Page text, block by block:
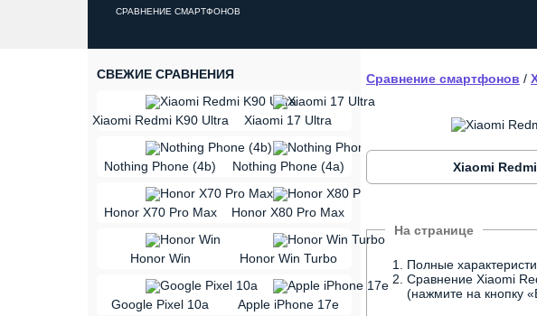
СРАВНЕНИЕ СМАРТФОНОВ
СВЕЖИЕ СРАВНЕНИЯ
Xiaomi Redmi K90 Ultra
vs
Xiaomi 17 Ultra
Nothing Phone (4b)
vs
Nothing Phone (4a)
Honor X70 Pro Max
vs
Honor X80 Pro Max
Honor Win
vs
Honor Win Turbo
Google Pixel 10a
vs
Apple iPhone 17e
Сравнение смартфонов /
Xiaomi
Полные
Сравнение Xiaomi
(нажмите на кнопку